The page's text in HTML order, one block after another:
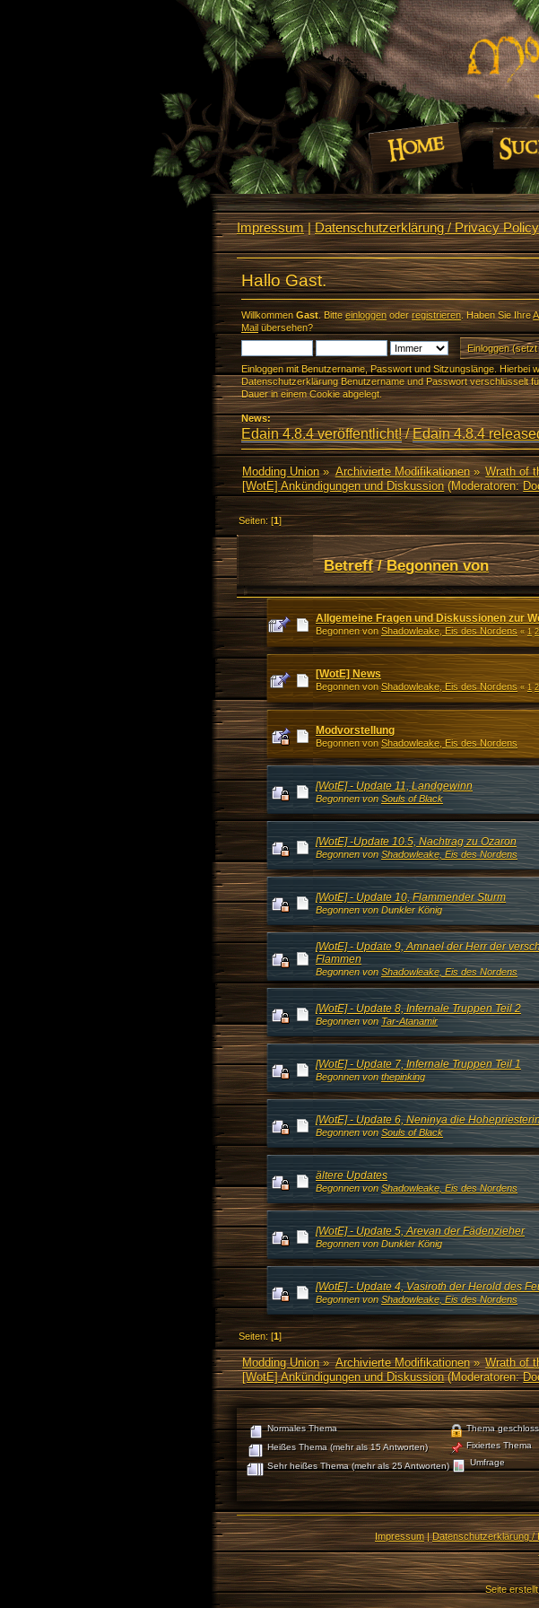
Impressum|Datenschutzerklärung / Privacy Policy
Hallo Gast.
Willkommen Gast. Bitte einloggenoderregistrieren. Haben Sie Ihre
Mailübersehen?
Einloggen mit Benutzername, Passwort und Sitzungslänge. Hierbei
Datenschutzerklärung Benutzername und Passwort verschlüsselt
Dauer in einem Cookie abgelegt.
News:
Edain 4.8.4 veröffentlicht!/Edain 4.8.4
Modding Union» Archivierte Modifikationen» Wrath of
[WotE] Ankündigungen und Diskussion(Moderatoren:
Seiten: [1]
Betreff/Begonnen von
Allgemeine Fragen und Diskussionen zur
Begonnen von Shadowleake, Eis des Nordens «1 2
[WotE] News
Begonnen von Shadowleake, Eis des Nordens «1 2
Modvorstellung
Begonnen von Shadowleake, Eis des Nordens
[WotE] - Update 11, Landgewinn
Begonnen von Souls of Black
[WotE] -Update 10.5, Nachtrag zu Ozaron
Begonnen von Shadowleake, Eis des Nordens
[WotE] - Update 10, Flammender Sturm
Begonnen von Dunkler König
[WotE] - Update 9, Amnael der Herr der
Flammen
Begonnen von Shadowleake, Eis des Nordens
[WotE] - Update 8, Infernale Truppen Teil 2
Begonnen von Tar-Atanamir
[WotE] - Update 7, Infernale Truppen Teil 1
Begonnen von thepinking
[WotE] - Update 6, Neninya die
Begonnen von Souls of Black
ältere Updates
Begonnen von Shadowleake, Eis des Nordens
[WotE] - Update 5, Arevan der Fädenzieher
Begonnen von Dunkler König
[WotE] - Update 4, Vasiroth der Herold des
Begonnen von Shadowleake, Eis des Nordens
Seiten: [1]
Modding Union» Archivierte Modifikationen» Wrath of
[WotE] Ankündigungen und Diskussion(Moderatoren:
Normales Thema
Heißes Thema (mehr als 15 Antworten)
Sehr heißes Thema (mehr als 25 Antworten)
Thema
Fixiertes Thema
Umfrage
Impressum|Datenschutzerklärung /
Seite